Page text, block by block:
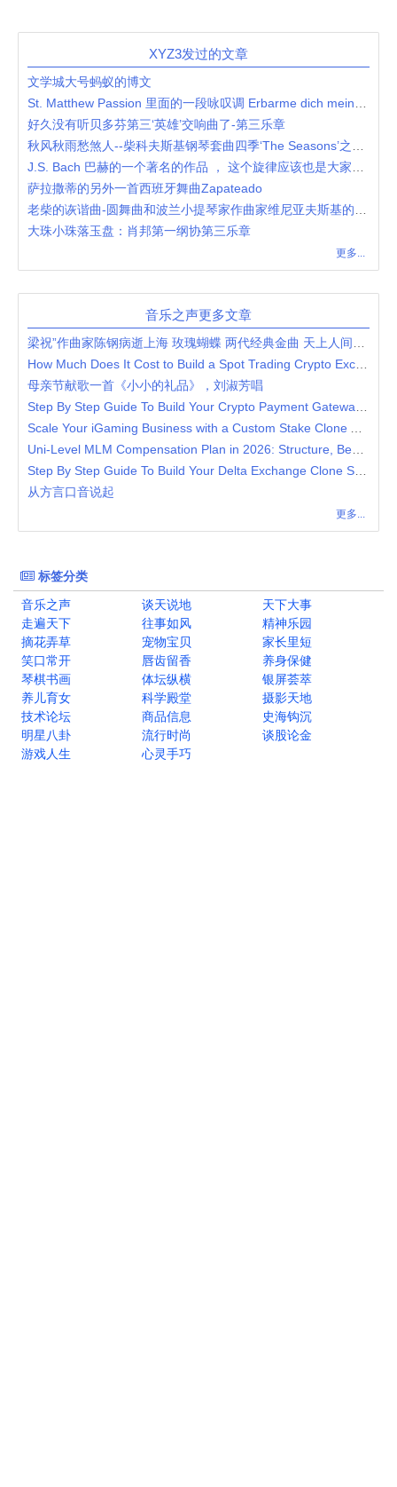
XYZ3发过的文章
文学城大号蚂蚁的博文
好久没有听贝多芬第三‘英雄’交响曲了-第三乐章
萨拉撒蒂的另外一首西班牙舞曲Zapateado
大珠小珠落玉盘：肖邦第一纲协第三乐章
更多...
音乐之声更多文章
母亲节献歌一首《小小的礼品》，刘淑芳唱
从方言口音说起
更多...
标签分类
音乐之声
谈天说地
天下大事
走遍天下
往事如风
精神乐园
摘花弄草
宠物宝贝
家长里短
笑口常开
唇齿留香
养身保健
琴棋书画
体坛纵横
银屏荟萃
养儿育女
科学殿堂
摄影天地
技术论坛
商品信息
史海钩沉
明星八卦
流行时尚
谈股论金
游戏人生
心灵手巧